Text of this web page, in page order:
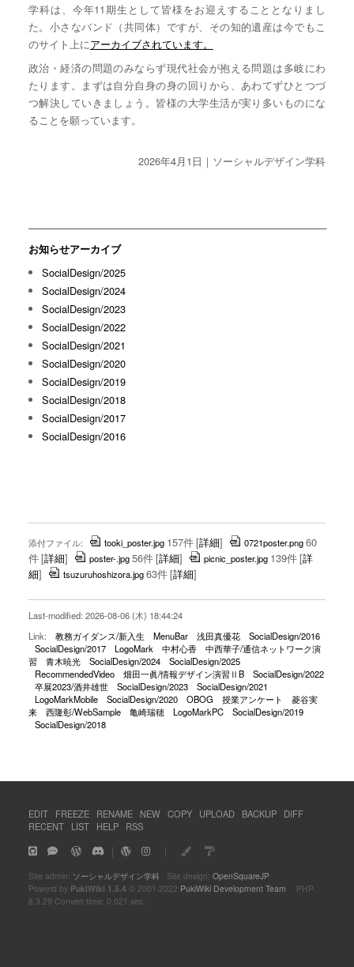
学科は、今年11期生として皆様をお迎えすることとなりまし
た。小さなバンド（共同体）ですが、その知的遺産は今でもこ
のサイト上にアーカイブされています。
政治・経済の問題のみならず現代社会が抱える問題は多岐にわ
たります。まずは自分自身の身の回りから、あわてずひとつづ
つ解決していきましょう。皆様の大学生活が実り多いものにな
ることを願っています。
2026年4月1日｜ソーシャルデザイン学科
お知らせアーカイブ
SocialDesign/2025
SocialDesign/2024
SocialDesign/2023
SocialDesign/2022
SocialDesign/2021
SocialDesign/2020
SocialDesign/2019
SocialDesign/2018
SocialDesign/2017
SocialDesign/2016
添付ファイル: tooki_poster.jpg 157件[詳細] 0721poster.png60
件[詳細] poster-.jpg56件[詳細] picnic_poster.jpg 139件[詳
細] tsuzuruhoshizora.jpg63件[詳細]
Last-modified: 2026-08-06 (木) 18:44:24
Link:
教務ガイダンス/新入生 MenuBar 浅田真優花
SocialDesign/2016
SocialDesign/2017
LogoMark 中村心香
中西華子/通信ネットワーク演
習
青木暁光 SocialDesign/2024
SocialDesign/2025
RecommendedVideo
畑田一眞/情報デザイン演習ⅡB
SocialDesign/2022
卒展2023/酒井雄世
SocialDesign/2023
SocialDesign/2021
LogoMarkMobile
SocialDesign/2020 OBOG 授業アンケート
菱谷実
来
西隆彰/WebSample 亀崎瑞穂 LogoMarkPC
SocialDesign/2019
SocialDesign/2018
EDIT FREEZE RENAME NEW COPY UPLOAD BACKUP
DIFF
RECENT
LIST HELP RSS
｜ ｜
Site admin: ソーシャルデザイン学科Site design: OpenSquareJP
Powerd by PukiWiki 1.5.4 © 2001-2022 PukiWiki Development Team PHP
8.3.29 Convert time: 0.021 sec.